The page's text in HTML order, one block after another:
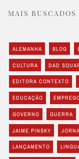
MAIS BUSCADOS
ALEMANHA BLOG
CULTURA DAD
EDITORA CONTEXTO
EDUCAÇÃO
GOVERNO GUERRA
JAIME PINSKY
LANÇAMENTO